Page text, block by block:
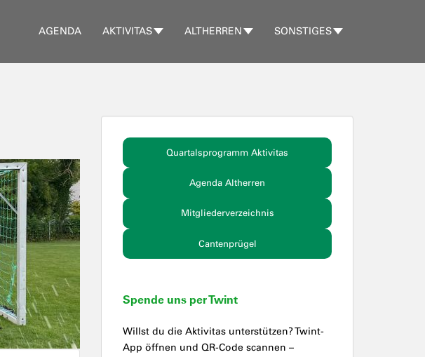
AGENDA AKTIVITAS ALTHERREN SONSTIGES
Quartalsprogramm Aktivitas
Agenda Altherren
Mitgliederverzeichnis
Cantenprügel
Spende uns per Twint
Willst du die Aktivitas unterstützen? Twint-
App öffnen und QR-Code scannen –